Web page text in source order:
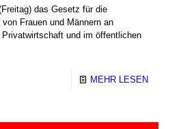
das Gesetz für die
Frauen und Männern an
Privatwirtschaft und im öffentlichen
MEHR LESEN